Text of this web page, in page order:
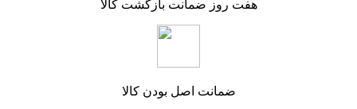
هفت روز ضمانت بازگشت کالا
ضمانت اصل بودن کالا